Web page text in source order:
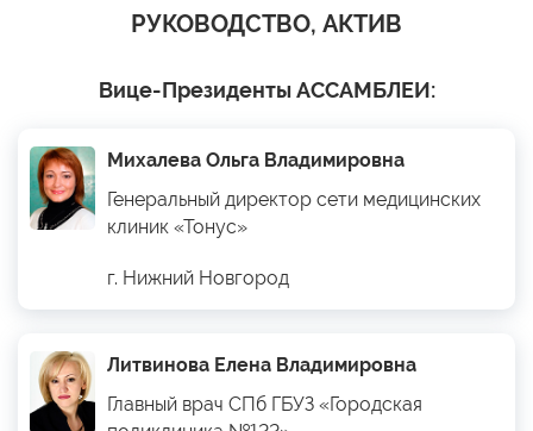
РУКОВОДСТВО, АКТИВ
Вице-Президенты АССАМБЛЕИ:
Михалева Ольга Владимировна
Генеральный директор сети медицинских
клиник «Тонус»
г. Нижний Новгород
Литвинова Елена Владимировна
Главный врач СПб ГБУЗ «Городская